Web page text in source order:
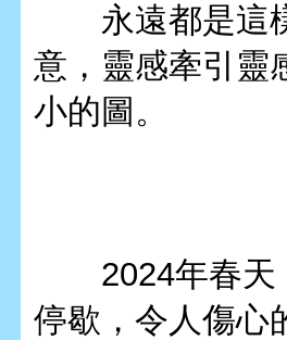
永遠都是這樣
意，靈感牽引靈
小的圖。
2024年春天
停歇，令人傷心